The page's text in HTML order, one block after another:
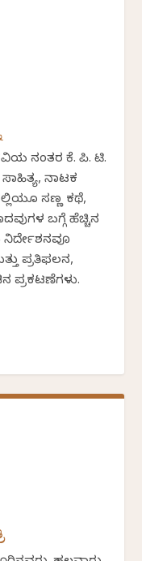
ನಂತರ ಕೆ. ಪಿ. ಟಿ.
ನಾಟಕ
ಸಣ್ಣ ಕಥೆ,
ಬಗ್ಗೆ ಹೆಚ್ಚಿನ
ನಿರ್ದೇಶನವೂ
ಪ್ರತಿಫಲನ,
ಪ್ರಕಟಣೆಗಳು.